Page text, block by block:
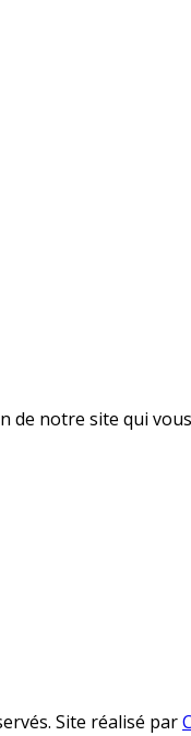
de notre site qui
Site réalisé par